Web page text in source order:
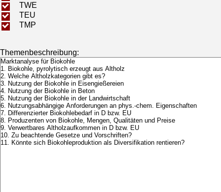
TWE
TEU
TMP
Themenbeschreibung: